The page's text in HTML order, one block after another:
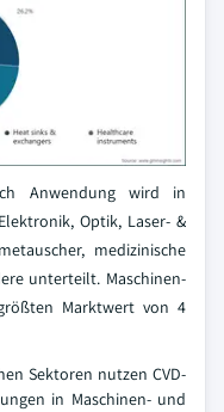
Anwendung wird in
Optik, Laser- &
medizinische
unterteilt. Maschinen-
Marktwert von 4
Sektoren nutzen CVD-
in Maschinen- und